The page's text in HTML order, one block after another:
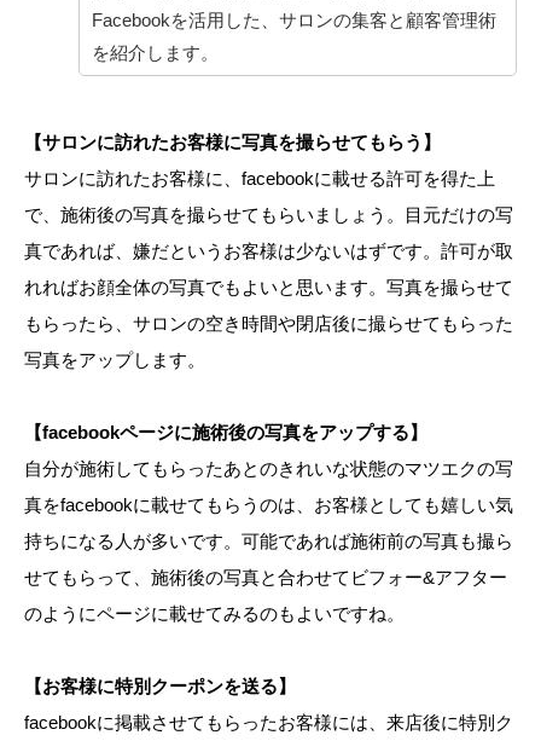
Facebookを活用した、サロンの集客と顧客管理術
を紹介します。
【サロンに訪れたお客様に写真を撮らせてもらう】
サロンに訪れたお客様に、facebookに載せる許可を得た上
で、施術後の写真を撮らせてもらいましょう。目元だけの写
真であれば、嫌だというお客様は少ないはずです。許可が取
れればお顔全体の写真でもよいと思います。写真を撮らせて
もらったら、サロンの空き時間や閉店後に撮らせてもらった
写真をアップします。
【facebookページに施術後の写真をアップする】
自分が施術してもらったあとのきれいな状態のマツエクの写
真をfacebookに載せてもらうのは、お客様としても嬉しい気
持ちになる人が多いです。可能であれば施術前の写真も撮ら
せてもらって、施術後の写真と合わせてビフォー&アフター
のようにページに載せてみるのもよいですね。
【お客様に特別クーポンを送る】
facebookに掲載させてもらったお客様には、来店後に特別ク